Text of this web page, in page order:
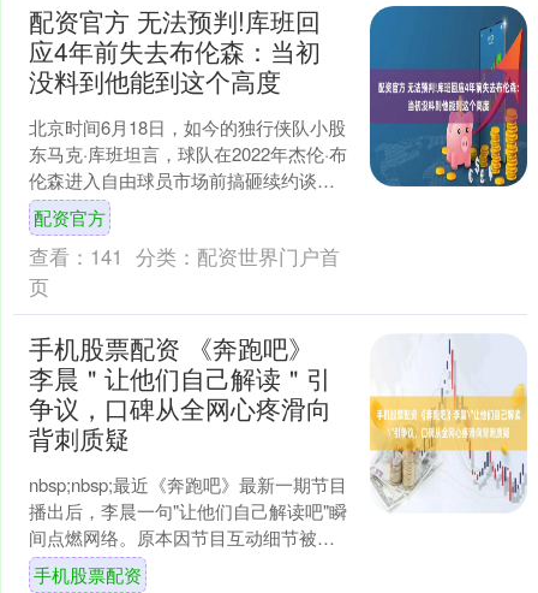
配资官方 无法预判!库班回
应4年前失去布伦森：当初
没料到他能到这个高度
北京时间6月18日，如今的独行侠队小股
东马克·库班坦言，球队在2022年杰伦·布
伦森进入自由球员市场前搞砸续约谈判
时配资官方，完全没预料到他日后能打
出全明星级爆....
配资官方
查看： 141 分类： 配资世界门户首
页
手机股票配资 《奔跑吧》
李晨＂让他们自己解读＂引
争议，口碑从全网心疼滑向
背刺质疑
nbsp;nbsp;最近《奔跑吧》最新一期节目
播出后，李晨一句"让他们自己解读吧"瞬
间点燃网络。原本因节目互动细节被网
友心疼"受欺负"的老成员，突然被贴
手机股票配资